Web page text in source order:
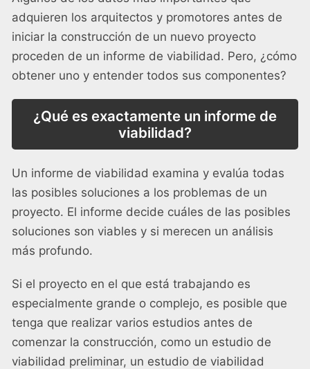
adquieren los arquitectos y promotores antes de
iniciar la construcción de un nuevo proyecto
proceden de un informe de viabilidad. Pero, ¿cómo
obtener uno y entender todos sus componentes?
¿Qué es exactamente un informe de
viabilidad?
Un informe de viabilidad examina y evalúa todas
las posibles soluciones a los problemas de un
proyecto. El informe decide cuáles de las posibles
soluciones son viables y si merecen un análisis
más profundo.
Si el proyecto en el que está trabajando es
especialmente grande o complejo, es posible que
tenga que realizar varios estudios antes de
comenzar la construcción, como un estudio de
viabilidad preliminar, un estudio de viabilidad